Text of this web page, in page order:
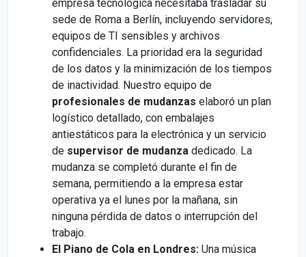
empresa tecnológica necesitaba trasladar su
sede de Roma a Berlín, incluyendo servidores,
equipos de TI sensibles y archivos
confidenciales. La prioridad era la seguridad
de los datos y la minimización de los tiempos
de inactividad. Nuestro equipo de
profesionales de mudanzas elaboró un plan
logístico detallado, con embalajes
antiestáticos para la electrónica y un servicio
de supervisor de mudanza dedicado. La
mudanza se completó durante el fin de
semana, permitiendo a la empresa estar
operativa ya el lunes por la mañana, sin
ninguna pérdida de datos o interrupción del
trabajo.
El Piano de Cola en Londres: Una música